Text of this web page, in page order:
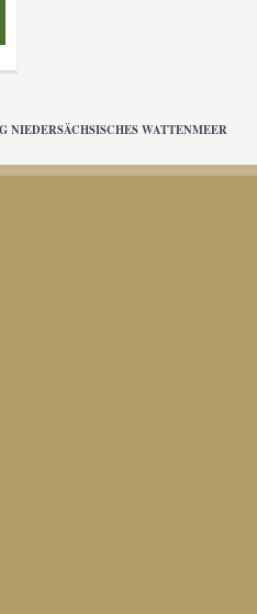
NIEDERSÄCHSISCHES WATTENMEER